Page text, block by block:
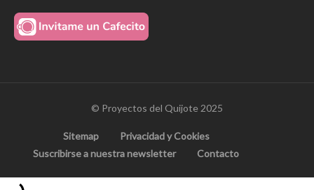
© Proyectos del Quijote 2025
Sitemap
Privacidad y Cookies
Suscribirse a nuestra newsletter
Contacto